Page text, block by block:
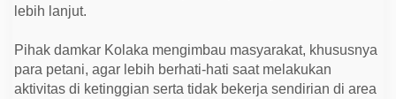
lebih lanjut.
Pihak damkar Kolaka mengimbau masyarakat, khususnya
para petani, agar lebih berhati-hati saat melakukan
aktivitas di ketinggian serta tidak bekerja sendirian di area